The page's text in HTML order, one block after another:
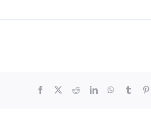
Facebook RedditLinkedInWhatsApp
Tumblr